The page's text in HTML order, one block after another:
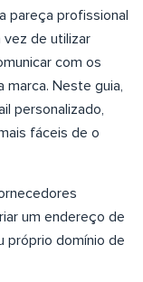
pareça profissional
vez de utilizar
com os
Neste guia,
personalizado,
fáceis de o
um endereço de
próprio domínio de